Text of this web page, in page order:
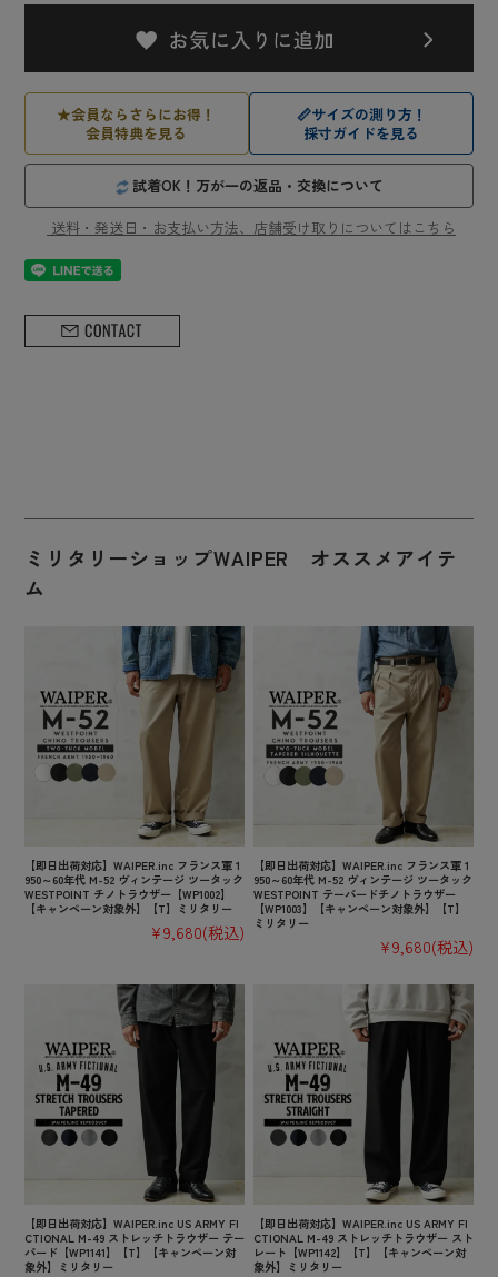
★会員ならさらにお得！
会員特典を見る
📏サイズの測り方！
採寸ガイドを見る
試着OK！万が一の返品・交換について
送料・発送日・お支払い方法、店舗受け取りについてはこちら
ミリタリーショップWAIPER オススメアイテ
ム
【即日出荷対応】WAIPER.inc フランス軍 1
950～60年代 M-52 ヴィンテージ ツータック
WESTPOINT チノトラウザー【WP1002】
【キャンペーン対象外】【T】ミリタリー
¥9,680(税込)
【即日出荷対応】WAIPER.inc フランス軍 1
950～60年代 M-52 ヴィンテージ ツータック
WESTPOINT テーパードチノトラウザー
【WP1003】【キャンペーン対象外】【T】
ミリタリー
¥9,680(税込)
【即日出荷対応】WAIPER.inc US ARMY FI
CTIONAL M-49 ストレッチトラウザー テー
パード【WP1141】【T】【キャンペーン対
象外】ミリタリー
【即日出荷対応】WAIPER.inc US ARMY FI
CTIONAL M-49 ストレッチトラウザー スト
レート【WP1142】【T】【キャンペーン対
象外】ミリタリー